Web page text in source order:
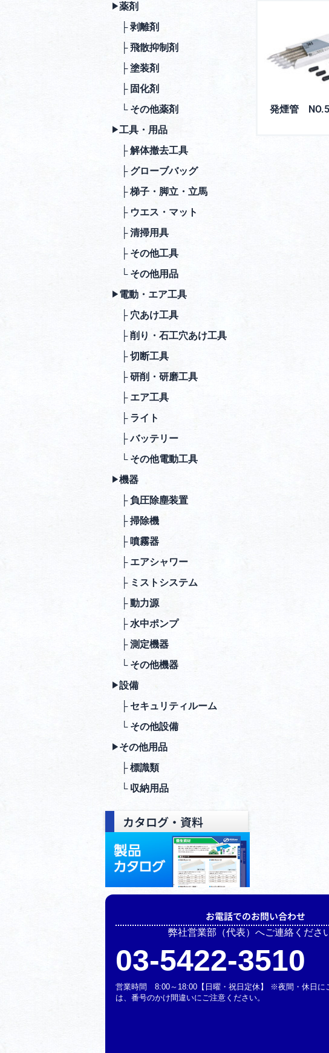
▶︎薬剤
├ 剥離剤
├ ⾶散抑制剤
├ 塗装剤
├ 固化剤
└ その他薬剤
▶︎⼯具・⽤品
├ 解体撤去⼯具
├ グローブバッグ
├ 梯⼦・脚⽴・⽴⾺
├ ウエス・マット
├ 清掃⽤具
├ その他⼯具
└ その他⽤品
▶︎ 電動・エア⼯具
├ ⽳あけ⼯具
├ 削り・⽯⼯⽳あけ⼯具
├ 切断⼯具
├ 研削・研磨⼯具
├ エア⼯具
├ ライト
├ バッテリー
└ その他電動⼯具
▶︎機器
├ 負圧除塵装置
├ 掃除機
├ 噴霧器
├ エアシャワー
├ ミストシステム
├ 動⼒源
├ ⽔中ポンプ
├ 測定機器
└ その他機器
▶︎設備
├ セキュリティルーム
└ その他設備
▶︎ その他⽤品
├ 標識類
└ 収納⽤品
カタログ・資料
発煙管
お電話でのお問い合わせ
弊社営業部（代表）へご連絡くださ
03-5422-3510
営業時間 8:00～18:00【日曜・祝日定休】 ※夜間・休日に
は、番号のかけ間違いにご注意ください。